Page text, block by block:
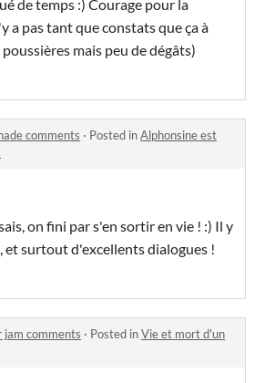
de temps :) Courage pour la
a pas tant que constats que ça à
mais peu de dégâts)
comments · Posted inAlphonsine est
on fini par s'en sortir en vie ! :) Il y
et surtout d'excellents dialogues !
comments · Posted inVie et mort d'un